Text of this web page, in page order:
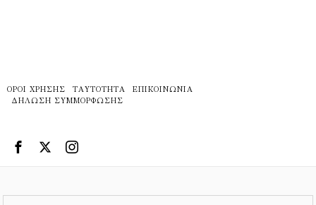
ΌΡΟΙ ΧΡΉΣΗΣ ΤΑΥΤΌΤΗΤΑ
ΕΠΙΚΟΙΝΩΝΊΑ
ΔΉΛΩΣΗ ΣΥΜΜΌΡΦΩΣΗΣ